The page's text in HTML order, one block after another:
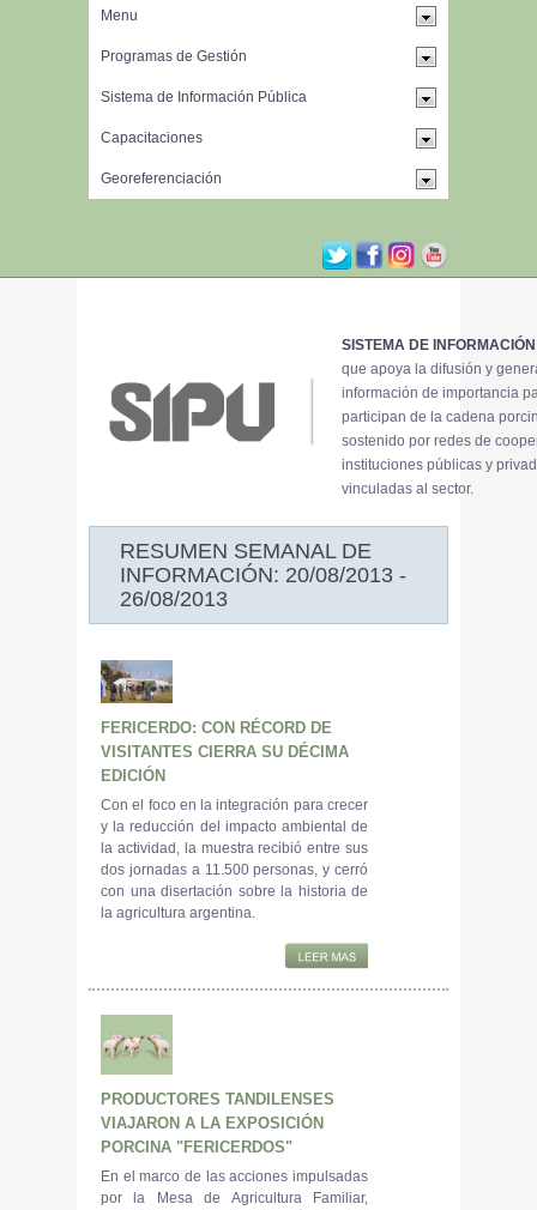
SISTEMA DE
que apoya la difusión y
información de importancia
participan de la cadena
sostenido por redes de
instituciones públicas y
vinculadas al sector.
RESUMEN SEMANAL DE
INFORMACIÓN: 20/08/2013 -
26/08/2013
FERICERDO: CON RÉCORD DE
VISITANTES CIERRA SU DÉCIMA
EDICIÓN
Con el foco en la integración para crecer
y la reducción del impacto ambiental de
la actividad, la muestra recibió entre sus
dos jornadas a 11.500 personas, y cerró
con una disertación sobre la historia de
la agricultura argentina.
PRODUCTORES TANDILENSES
VIAJARON A LA EXPOSICIÓN
PORCINA "FERICERDOS"
En el marco de las acciones impulsadas
por la Mesa de Agricultura Familiar,